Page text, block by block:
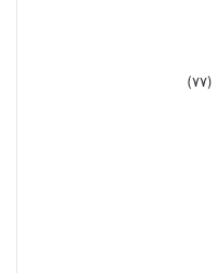
(۷۷)